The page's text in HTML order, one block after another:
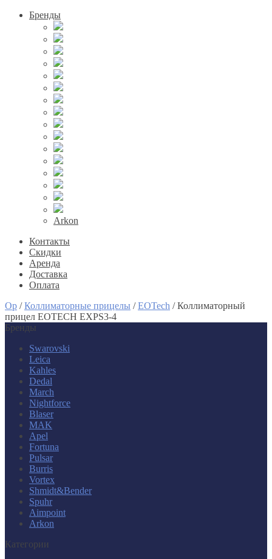
Бренды
Arkon
Контакты
Скидки
Аренда
Доставка
Оплата
Op /Коллиматорные прицелы /EOTech /Коллиматорный
прицел EOTECH EXPS3-4
Бренды
Swarovski
Leica
Kahles
Dedal
March
Nightforce
Blaser
MAK
Apel
Fortuna
Pulsar
Burris
Vortex
Shmidt&Bender
Spuhr
Aimpoint
Arkon
Категории